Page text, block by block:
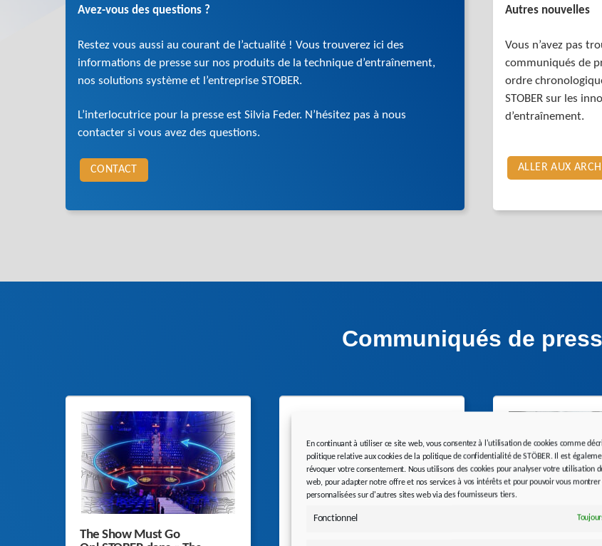
En continuant à utiliser ce site web, vous consentez à l'utilisation de cookies comme
politique relative aux cookies de la politique de confidentialité de STÖBER. Il est
révoquer votre consentement. Nous utilisons des cookies pour analyser votre utilisation
web, pour adapter notre offre et nos services à vos intérêts et pour pouvoir vous montrer
personnalisées sur d'autres sites web via des fournisseurs tiers.
Fonctionnel
Avez-vous des questions ?
Restez vous aussi au courant de l’actualité ! Vous trouverez ici des
informations de presse sur nos produits de la technique d’entraînement,
nos solutions système et l’entreprise STOBER.
L’interlocutrice pour la presse est Silvia Feder. N’hésitez pas à nous
contacter si vous avez des questions.
CONTACT
Autres nouvelles
Vous n’avez pas
communiqués de
ordre
STOBER sur les
d’entraînement.
ALLER AUX
Communiqués de
The Show Must Go